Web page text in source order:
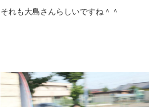
それも大島さんらしいですね＾＾